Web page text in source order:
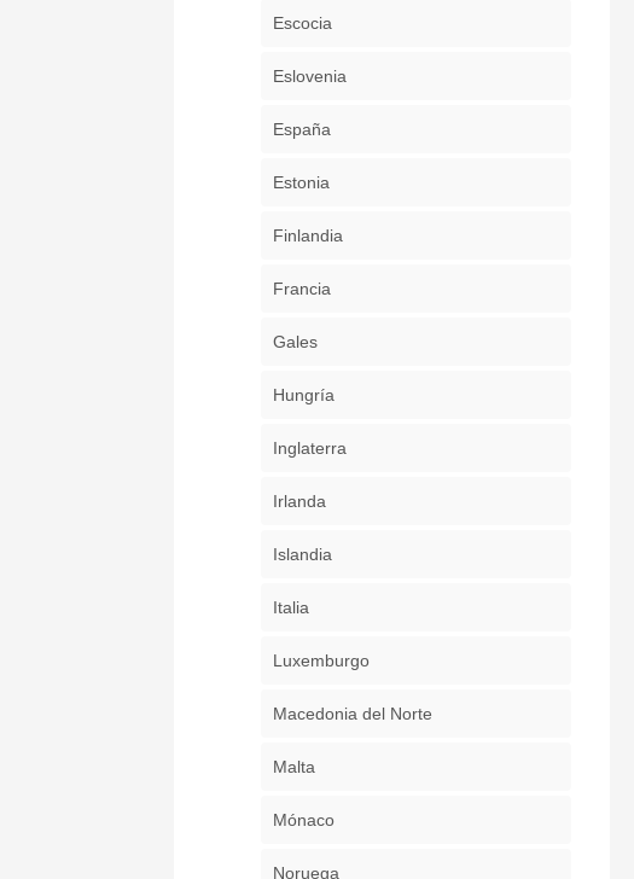
Escocia
Eslovenia
España
Estonia
Finlandia
Francia
Gales
Hungría
Inglaterra
Irlanda
Islandia
Italia
Luxemburgo
Macedonia del Norte
Malta
Mónaco
Noruega